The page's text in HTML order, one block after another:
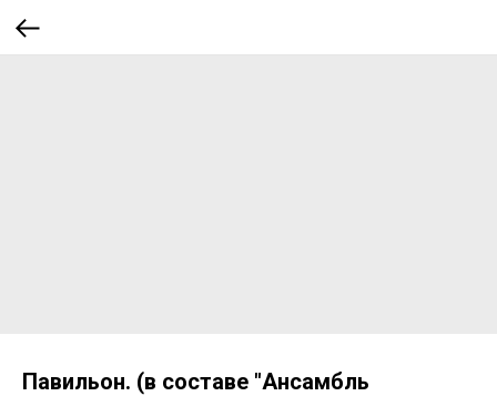
Павильон. (в составе "Ансамбль